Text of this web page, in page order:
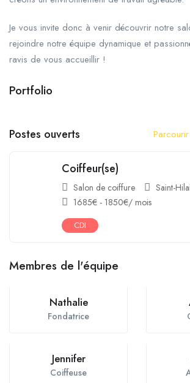
Je vous invite donc à venir découvrir notre
rejoindre notre équipe dynamique et
ravis de vous accueillir !
Portfolio
Postes ouverts
Coiffeur(se)
Salon de coiffure
Saint-
1685€ - 1850€/ mois
CDI
Membres de l'équipe
Nathalie
Fondatrice
Jennifer
Coiffeuse